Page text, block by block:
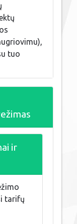
tuo
ir
tarifų